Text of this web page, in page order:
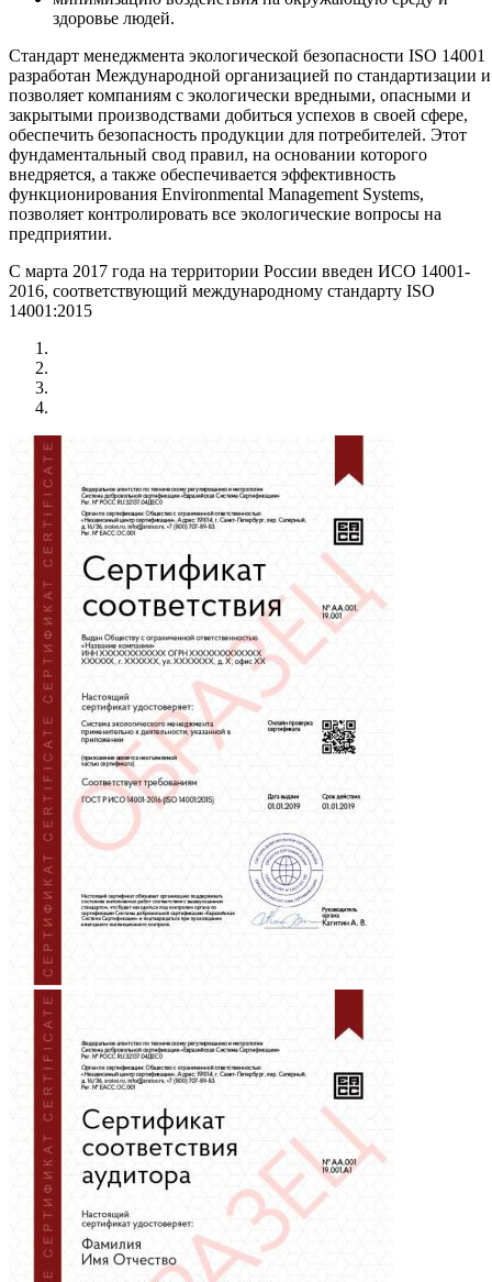
здоровье людей.
Стандарт менеджмента экологической безопасности ISO 14001
разработан Международной организацией по стандартизации и
позволяет компаниям с экологически вредными, опасными и
закрытыми производствами добиться успехов в своей сфере,
обеспечить безопасность продукции для потребителей. Этот
фундаментальный свод правил, на основании которого
внедряется, а также обеспечивается эффективность
функционирования Environmental Management Systems,
позволяет контролировать все экологические вопросы на
предприятии.
С марта 2017 года на территории России введен ИСО 14001-
2016, соответствующий международному стандарту ISO
14001:2015